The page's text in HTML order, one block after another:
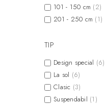
101 - 150 cm (2)
201 - 250 cm (1)
TIP
Design special (6)
La sol (6)
Clasic (3)
Suspendabil (1)